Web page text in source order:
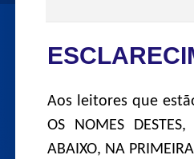
Aos leitores que
OS NOMES
ABAIXO, NA